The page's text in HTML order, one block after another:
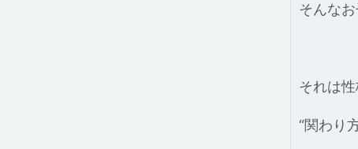
そんな
それは性
“関わり